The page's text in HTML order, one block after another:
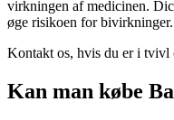
virkningen af medicinen.
øge risikoen for bivirkninger.
Kontakt os, hvis du er i tvivl
Kan man købe